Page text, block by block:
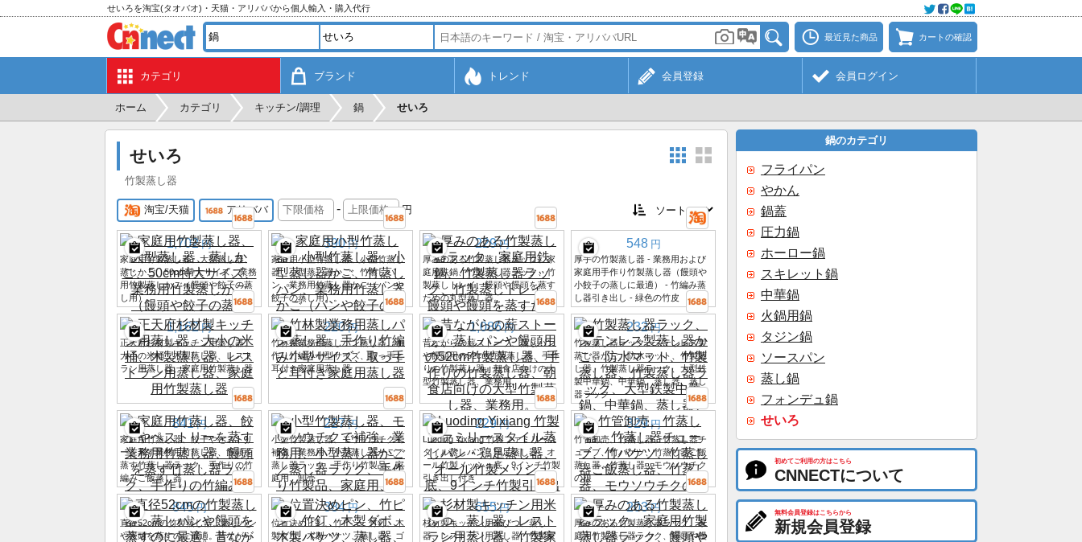
せいろを淘宝(タオバオ)・天猫・アリババから個人輸入・購入代行
最近見た商品 カートの確認
カテゴリ ブランド トレンド 会員登録 会員ログイン
ホーム カテゴリ キッチン/調理 鍋 せいろ
せいろ
竹製蒸し器
淘宝/天猫 アリババ - 円
1,702 円
家庭用竹製蒸し器、大型蒸し器、
蒸しかご、50cm特大サイズ、業務
用竹製蒸しかご（饅頭や餃子の蒸
し用）。
390 円
家庭用小型竹蒸し器、小型竹蒸し
器、小型蒸し器かご、竹蒸しパ
ン、業務用竹蒸し器かご（パンや
餃子の蒸し用）。
229 円
厚みのある竹製蒸し器ラック、家
庭用鉄鍋、竹製蒸し器ラック、竹
製蒸しトレイ、饅頭や饅頭を蒸す
ための丸型蒸し器。
548 円
厚手の竹製蒸し器 - 業務用および
家庭用手作り竹製蒸し器（饅頭や
小餃子の蒸しに最適） - 竹編み蒸
し器引き出し - 緑色の竹皮
1,162 円
正天府杉材製キッチン用蒸し器、
大小の米桶、木製蒸し器、レスト
ラン用蒸し器、家庭用竹製蒸し器
220 円
竹林製業務用蒸しパン蒸し器、手
作り竹編み小型サイズ、取っ手と
耳付き家庭用蒸し器
1,086 円
昔ながらの薪ストーブ、蒸しパン
や饅頭用の52cm竹製蒸し器、手作
りの竹製蒸し器、朝食店向けの大
型竹製蒸し器、業務用。
232 円
竹製蒸し器ラック、ステンレス製
蒸し器かご、防水マット、竹製蒸
し器、竹製蒸し器ラック、大型鉄
製中華鍋、中華鍋、蒸し器、蒸し
器ラック
841 円
家庭用竹蒸し器、餃子やペストリ
ーを蒸す業務用竹蒸し器、饅頭を
蒸す竹蒸し器ラック、手作りの竹
編みご飯蒸し器
227 円
小型竹製蒸し器、モウソウチクで
補強、業務用、小型蒸し器かご／
蒸し器ラック、手作り竹製品、家
庭用、卸売。
229 円
Luoding Yixiang 竹製ファミリース
タイル蒸しパン・鶏足蒸し器、オ
ール竹製メッシュ底、9インチ竹製
引き出し付き
329 円
竹管卸売、竹蒸し器、竹蒸し器チ
ューブ、竹バケツ、竹蒸し器ご飯
蒸し器、竹蒸し器、モウソウチク
の根
845 円
直径52cmの竹製蒸し器。蒸しパン
や饅頭を蒸すのに最適。昔ながら
384 円
位置決めピン、竹ピン、竹釘、木
製ダボ、木製バケツ、蒸し器、ゴ
655 円
杉材製キッチン用米びつ、蒸し
器、レストラン用蒸し器、竹製家
203 円
厚みのある竹製蒸し器ラック、家
庭用竹製蒸し器ラック、饅頭や饅
鍋のカテゴリ
フライパン
やかん
鍋蓋
圧力鍋
ホーロー鍋
スキレット鍋
中華鍋
火鍋用鍋
タジン鍋
ソースパン
蒸し鍋
フォンデュ鍋
せいろ
初めてご利用の方はこちら
CNNECTについて
無料会員登録はこちらから
新規会員登録